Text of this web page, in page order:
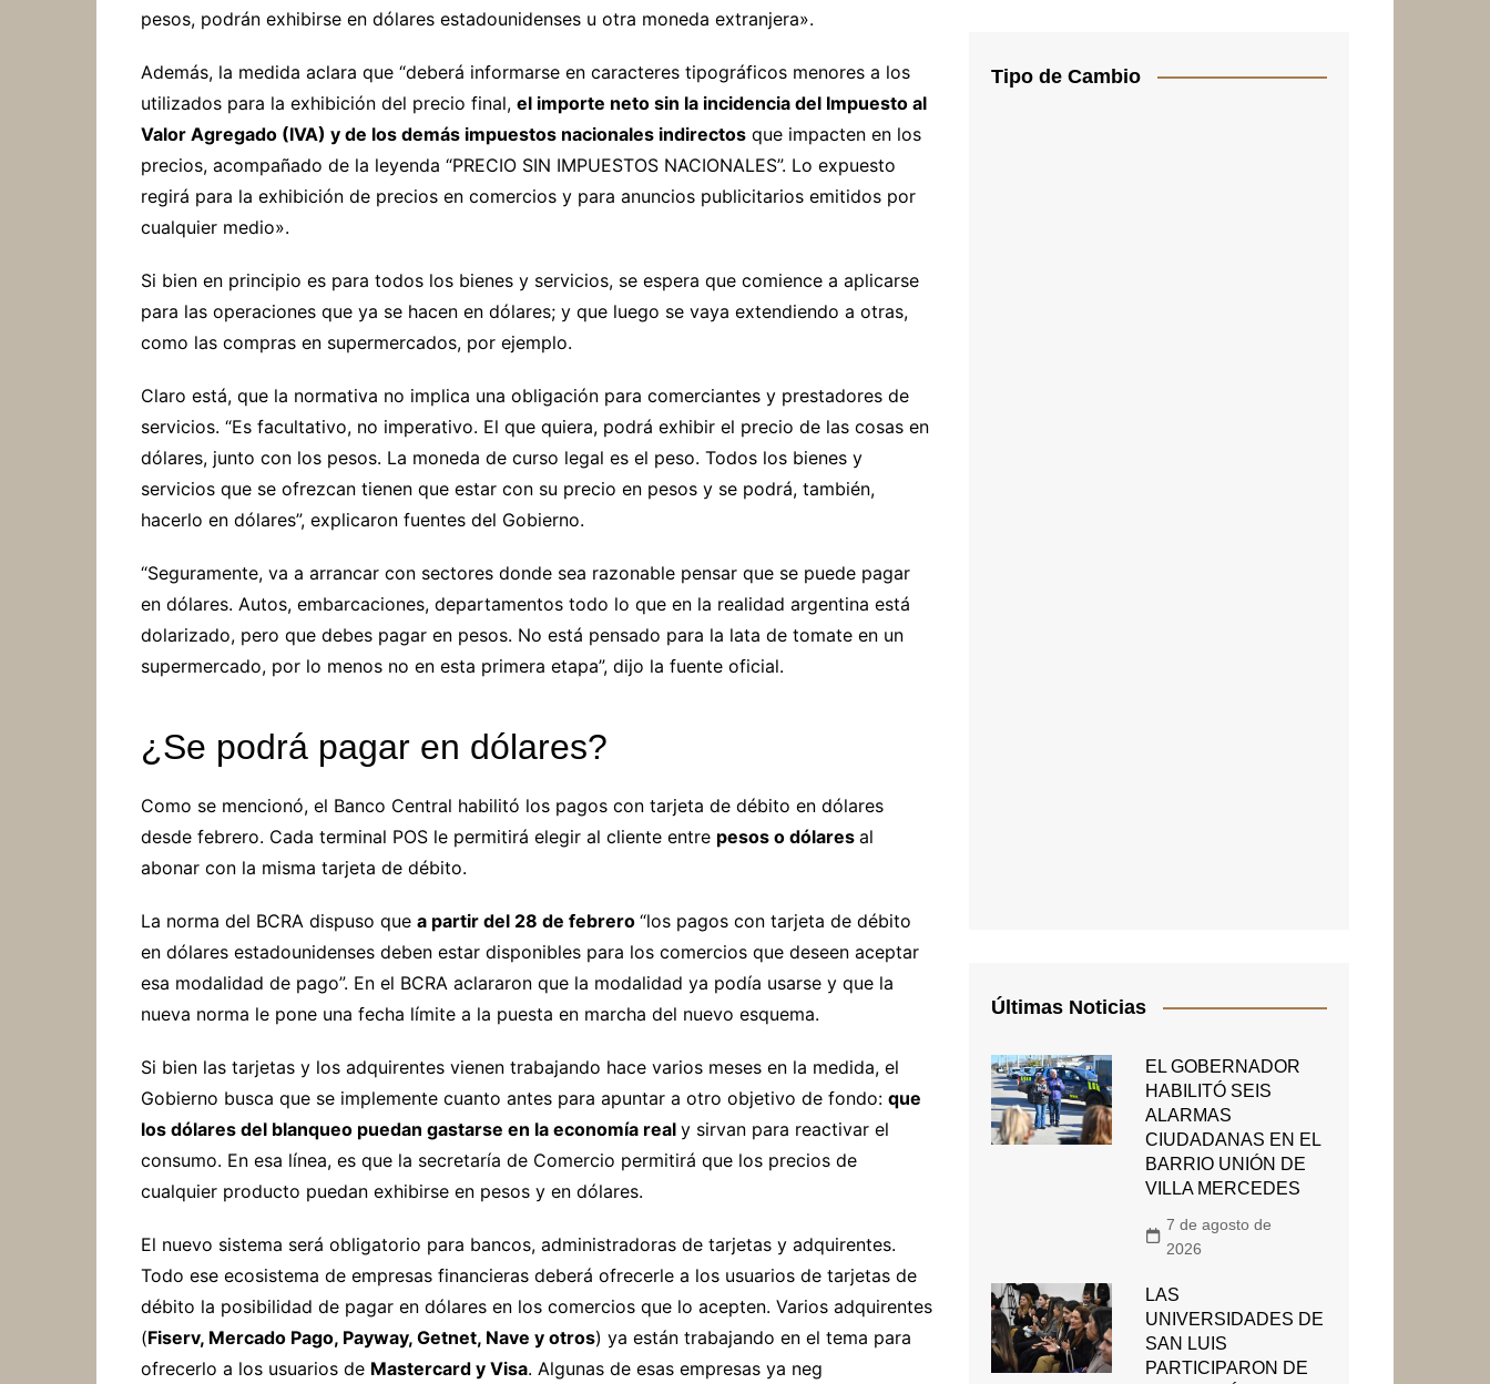
pesos, podrán exhibirse en dólares estadounidenses u otra moneda extranjera».
Además, la medida aclara que “deberá informarse en caracteres tipográficos menores a los
utilizados para la exhibición del precio final, el importe neto sin la incidencia del Impuesto al
Valor Agregado (IVA) y de los demás impuestos nacionales indirectos que impacten en los
precios, acompañado de la leyenda “PRECIO SIN IMPUESTOS NACIONALES”. Lo expuesto
regirá para la exhibición de precios en comercios y para anuncios publicitarios emitidos por
cualquier medio».
Si bien en principio es para todos los bienes y servicios, se espera que comience a aplicarse
para las operaciones que ya se hacen en dólares; y que luego se vaya extendiendo a otras,
como las compras en supermercados, por ejemplo.
Claro está, que la normativa no implica una obligación para comerciantes y prestadores de
servicios. “Es facultativo, no imperativo. El que quiera, podrá exhibir el precio de las cosas en
dólares, junto con los pesos. La moneda de curso legal es el peso. Todos los bienes y
servicios que se ofrezcan tienen que estar con su precio en pesos y se podrá, también,
hacerlo en dólares”, explicaron fuentes del Gobierno.
“Seguramente, va a arrancar con sectores donde sea razonable pensar que se puede pagar
en dólares. Autos, embarcaciones, departamentos todo lo que en la realidad argentina está
dolarizado, pero que debes pagar en pesos. No está pensado para la lata de tomate en un
supermercado, por lo menos no en esta primera etapa”, dijo la fuente oficial.
¿Se podrá pagar en dólares?
Como se mencionó, el Banco Central habilitó los pagos con tarjeta de débito en dólares
desde febrero. Cada terminal POS le permitirá elegir al cliente entre pesos o dólares al
abonar con la misma tarjeta de débito.
La norma del BCRA dispuso que a partir del 28 de febrero “los pagos con tarjeta de débito
en dólares estadounidenses deben estar disponibles para los comercios que deseen aceptar
esa modalidad de pago”. En el BCRA aclararon que la modalidad ya podía usarse y que la
nueva norma le pone una fecha límite a la puesta en marcha del nuevo esquema.
Si bien las tarjetas y los adquirentes vienen trabajando hace varios meses en la medida, el
Gobierno busca que se implemente cuanto antes para apuntar a otro objetivo de fondo: que
los dólares del blanqueo puedan gastarse en la economía real y sirvan para reactivar el
consumo. En esa línea, es que la secretaría de Comercio permitirá que los precios de
cualquier producto puedan exhibirse en pesos y en dólares.
El nuevo sistema será obligatorio para bancos, administradoras de tarjetas y adquirentes.
Todo ese ecosistema de empresas financieras deberá ofrecerle a los usuarios de tarjetas de
débito la posibilidad de pagar en dólares en los comercios que lo acepten. Varios adquirentes
(Fiserv, Mercado Pago, Payway, Getnet, Nave y otros) ya están trabajando en el tema para
ofrecerlo a los usuarios de Mastercard y Visa. Algunas de esas empresas ya neg
Tipo de Cambio
Últimas Noticias
EL GOBERNADOR
HABILITÓ SEIS
ALARMAS
CIUDADANAS EN EL
BARRIO UNIÓN DE
VILLA MERCEDES
7 de agosto de
2026
LAS
UNIVERSIDADES DE
SAN LUIS
PARTICIPARON DE